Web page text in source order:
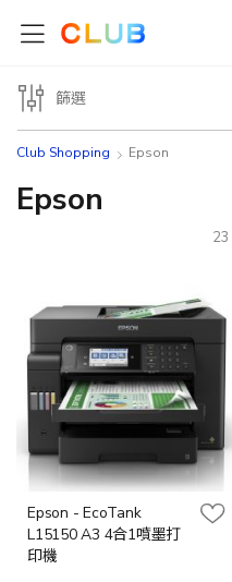
Club Shopping Epson
Epson
23
Epson - EcoTank
L15150 A3 4合1噴墨打
印機
篩選